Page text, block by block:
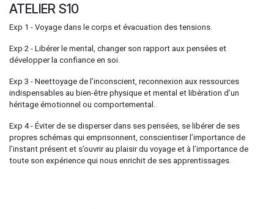
ATELIER S10
Exp 1 - Voyage dans le corps et évacuation des tensions.
Exp 2 - Libérer le mental, changer son rapport aux pensées et
développer la confiance en soi.
Exp 3 - Neettoyage de l’inconscient, reconnexion aux ressources
indispensables au bien-être physique et mental et libération d’un
héritage émotionnel ou comportemental..
Exp 4 - Éviter de se disperser dans ses pensées, se libérer de ses
propres schémas qui emprisonnent, conscientiser l’importance de
l’instant présent et s’ouvrir au plaisir du voyage et à l’importance de
toute son expérience qui nous enrichit de ses apprentissages.